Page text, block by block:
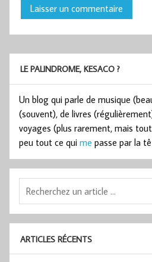
LE PALINDROME, KESACO ?
Un blog qui parle de musique
(souvent), de livres
voyages (plus rarement, mais
peu tout ce qui me passe par la
ARTICLES RÉCENTS